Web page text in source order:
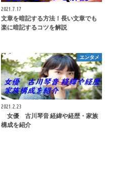
2021.7.17
文章を暗記する方法！長い文章でも
楽に暗記するコツを解説
エンタメ
2021.2.23
女優 古川琴音 経緯や経歴・家族
構成を紹介